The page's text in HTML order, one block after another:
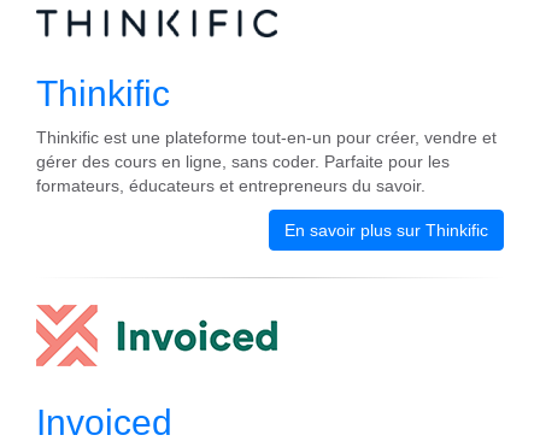
Thinkific
Thinkific est une plateforme tout-en-un pour créer, vendre et
gérer des cours en ligne, sans coder. Parfaite pour les
formateurs, éducateurs et entrepreneurs du savoir.
En savoir plus sur Thinkific
Invoiced